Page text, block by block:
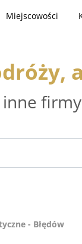
Miejscowości
- Błędów